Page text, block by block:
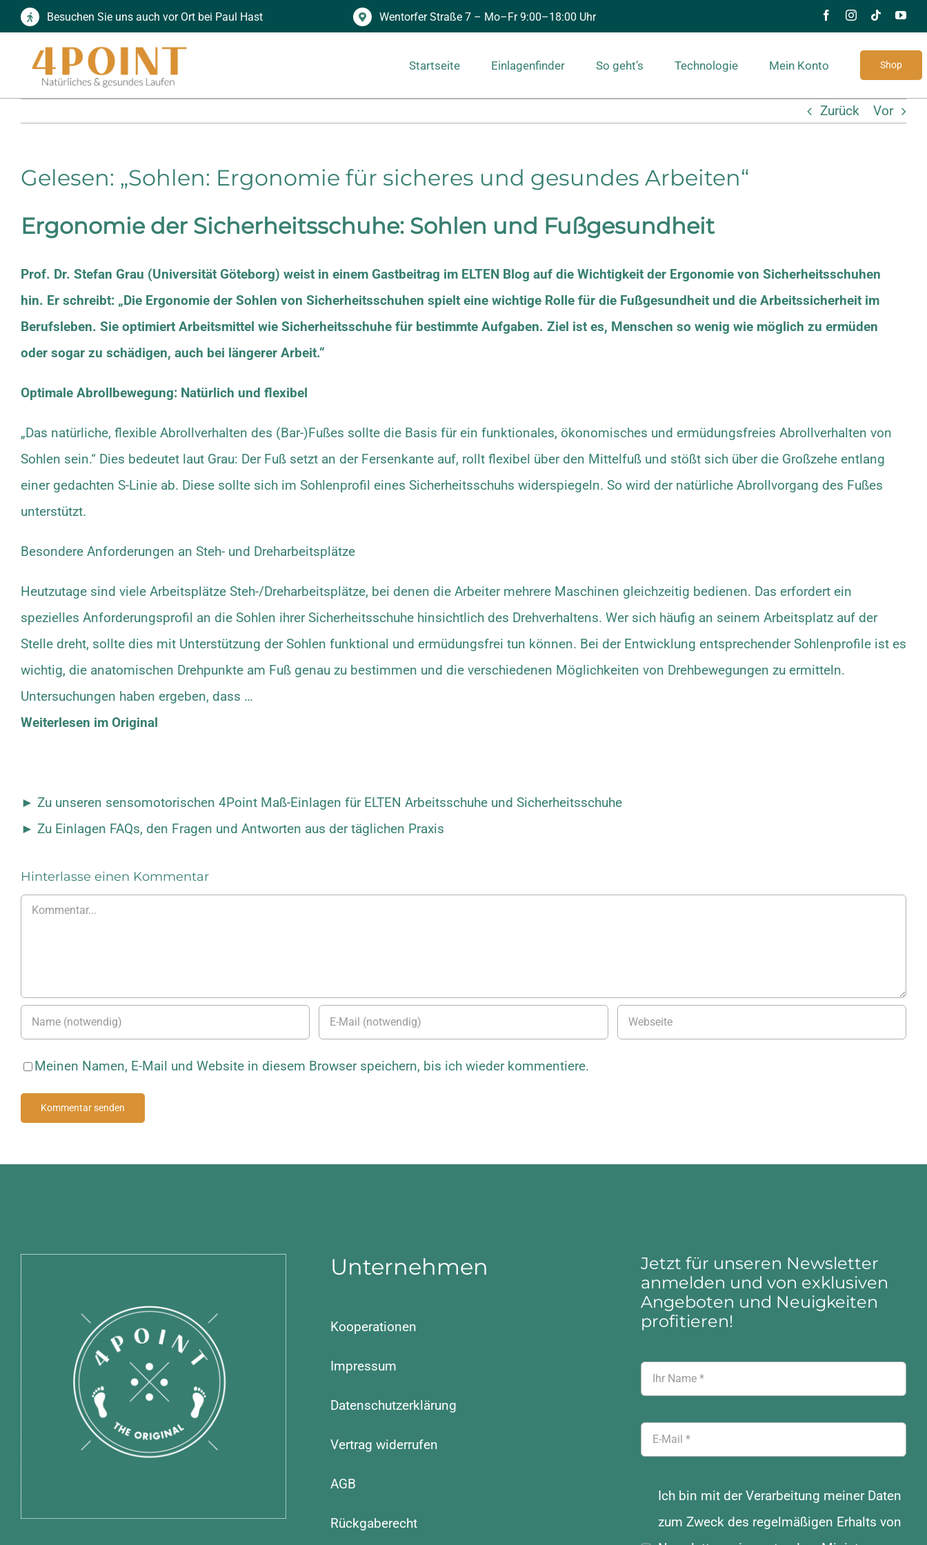
Zum
springen
Besuchen Sie uns auch vor Ort bei Paul Hast Wentorfer Straße 7 – Mo–Fr 9:00–18:00 Uhr
Startseite Einlagenfinder So geht’s Technologie Mein Konto Shop
Zurück Vor
Gelesen: „Sohlen: Ergonomie für sicheres und gesundes Arbeiten“
Ergonomie der Sicherheitsschuhe: Sohlen und Fußgesundheit
Prof. Dr. Stefan Grau (Universität Göteborg) weist in einem Gastbeitrag im ELTEN Blog auf die Wichtigkeit der Ergonomie von Sicherheitsschuhen
hin. Er schreibt: „Die Ergonomie der Sohlen von Sicherheitsschuhen spielt eine wichtige Rolle für die Fußgesundheit und die Arbeitssicherheit im
Berufsleben. Sie optimiert Arbeitsmittel wie Sicherheitsschuhe für bestimmte Aufgaben. Ziel ist es, Menschen so wenig wie möglich zu ermüden
oder sogar zu schädigen, auch bei längerer Arbeit.“
Optimale Abrollbewegung: Natürlich und flexibel
„Das natürliche, flexible Abrollverhalten des (Bar-)Fußes sollte die Basis für ein funktionales, ökonomisches und ermüdungsfreies Abrollverhalten von
Sohlen sein.“ Dies bedeutet laut Grau: Der Fuß setzt an der Fersenkante auf, rollt flexibel über den Mittelfuß und stößt sich über die Großzehe entlang
einer gedachten S-Linie ab. Diese sollte sich im Sohlenprofil eines Sicherheitsschuhs widerspiegeln. So wird der natürliche Abrollvorgang des Fußes
unterstützt.
Besondere Anforderungen an Steh- und Dreharbeitsplätze
Heutzutage sind viele Arbeitsplätze Steh-/Dreharbeitsplätze, bei denen die Arbeiter mehrere Maschinen gleichzeitig bedienen. Das erfordert ein
spezielles Anforderungsprofil an die Sohlen ihrer Sicherheitsschuhe hinsichtlich des Drehverhaltens. Wer sich häufig an seinem Arbeitsplatz auf der
Stelle dreht, sollte dies mit Unterstützung der Sohlen funktional und ermüdungsfrei tun können. Bei der Entwicklung entsprechender Sohlenprofile ist es
wichtig, die anatomischen Drehpunkte am Fuß genau zu bestimmen und die verschiedenen Möglichkeiten von Drehbewegungen zu ermitteln.
Untersuchungen haben ergeben, dass …
Weiterlesen im Original
► Zu unseren sensomotorischen 4Point Maß-Einlagen für ELTEN Arbeitsschuhe und Sicherheitsschuhe
► Zu Einlagen FAQs, den Fragen und Antworten aus der täglichen Praxis
Hinterlasse einen Kommentar
Kommentar
Meinen Namen, E-Mail und Website in diesem Browser speichern, bis ich wieder kommentiere.
Unternehmen
Kooperationen
Impressum
Datenschutzerklärung
Vertrag widerrufen
AGB
Rückgaberecht
Jetzt für unseren Newsletter
anmelden und von exklusiven
Angeboten und Neuigkeiten
profitieren!
Ich bin mit der Verarbeitung meiner Daten
zum Zweck des regelmäßigen Erhalts von